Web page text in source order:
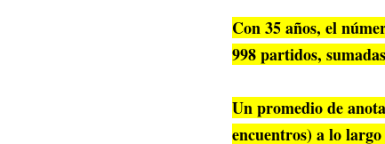
Con 35 años, el
998 partidos,
Un promedio de
encuentros) a lo